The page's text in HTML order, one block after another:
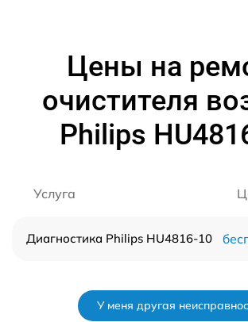
Цены на
очистителя
Philips
Услуга
Диагностика Philips HU4816-10
У меня другая